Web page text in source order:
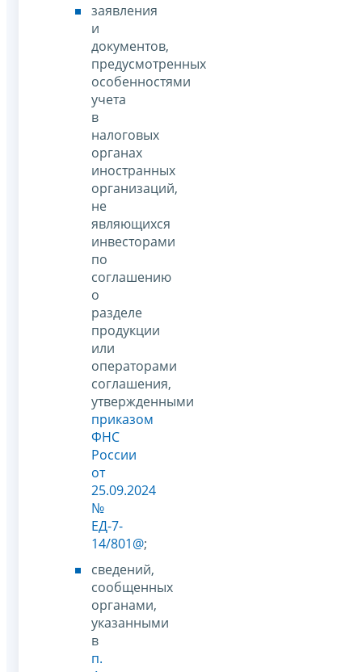
заявления
и
документов,
предусмотренных
особенностями
учета
в
налоговых
органах
иностранных
организаций,
не
являющихся
инвесторами
по
соглашению
о
разделе
продукции
или
операторами
соглашения,
утвержденными
приказом
ФНС
России
от
25.09.2024
№
ЕД-7-
14/801@;
сведений,
сообщенных
органами,
указанными
в
п.